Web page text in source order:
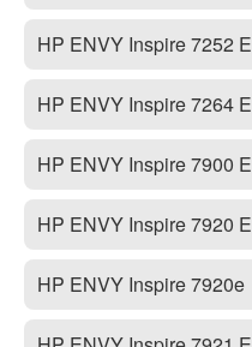
HP ENVY Inspire 7252 E
HP ENVY Inspire 7264 E
HP ENVY Inspire 7900 E
HP ENVY Inspire 7920 E
HP ENVY Inspire 7920e